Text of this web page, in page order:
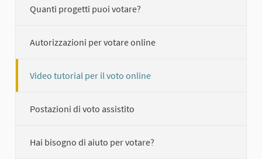
Quanti progetti puoi votare?
Autorizzazioni per votare online
Video tutorial per il voto online
Postazioni di voto assistito
Hai bisogno di aiuto per votare?